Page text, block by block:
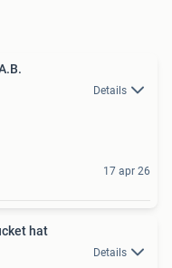
Details
17 apr 26
hat
Details